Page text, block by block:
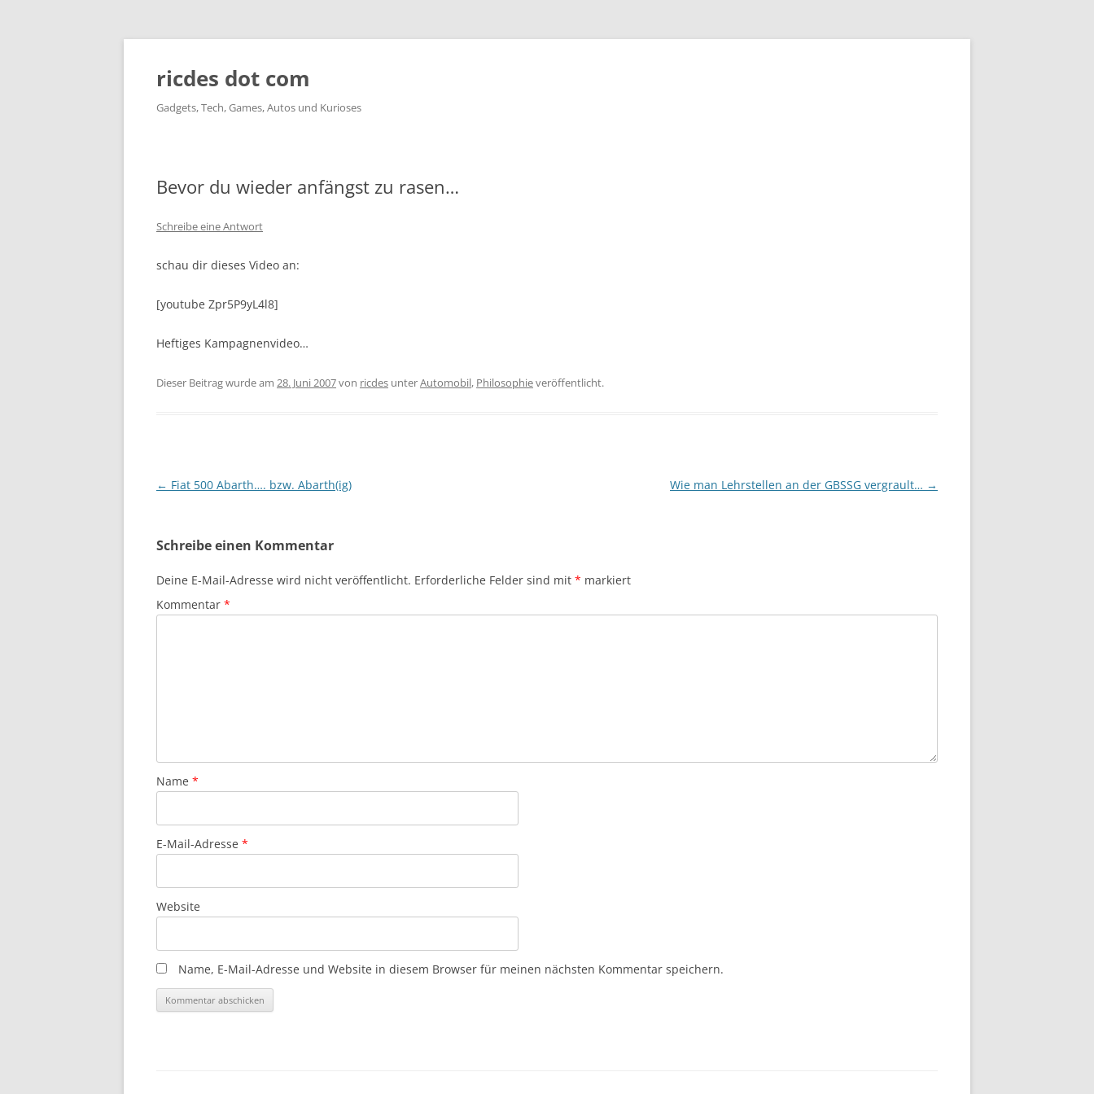
ricdes dot com
Gadgets, Tech, Games, Autos und Kurioses
Bevor du wieder anfängst zu rasen…
Schreibe eine Antwort
schau dir dieses Video an:
[youtube Zpr5P9yL4l8]
Heftiges Kampagnenvideo…
Dieser Beitrag wurde am 28. Juni 2007von ricdes unterAutomobil, Philosophieveröffentlicht.
Beitragsnavigation
← Fiat 500 Abarth…. bzw. Abarth(ig) Wie man Lehrstellen an der GBSSG vergrault… →
Schreibe einen Kommentar
Deine E-Mail-Adresse wird nicht veröffentlicht. Erforderliche Felder sind mit * markiert
Kommentar *
Name *
E-Mail-Adresse *
Website
Name, E-Mail-Adresse und Website in diesem Browser für meinen nächsten Kommentar speichern.